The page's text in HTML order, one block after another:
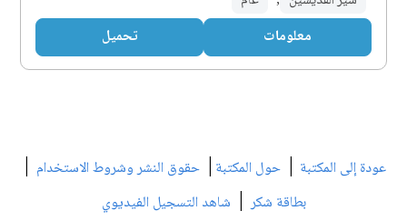
معلومات تحميل
عودة إلى المكتبة | حول المكتبة | حقوق النشر وشروط الاستخدام |
بطاقة شكر| شاهد التسجيل الفيديوي